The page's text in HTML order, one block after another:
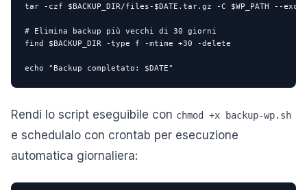
tar -czf $BACKUP_DIR/files-$DATE.tar.gz -C $WP_PATH --
# Elimina backup più vecchi di 30 giorni
find $BACKUP_DIR -type f -mtime +30 -delete
echo "Backup completato: $DATE"
Rendi lo script eseguibile con chmod +x backup-wp.sh
e schedulalo con crontab per esecuzione
automatica giornaliera: